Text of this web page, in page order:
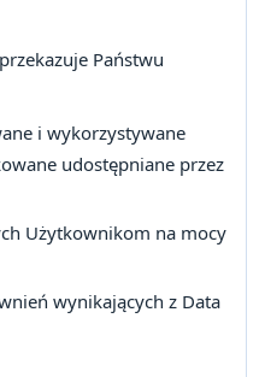
Państwu
i wykorzystywane
udostępniane przez
Użytkownikom na mocy
wynikających z Data